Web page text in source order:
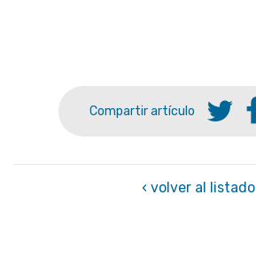
Compartir artículo
‹ volver al listado